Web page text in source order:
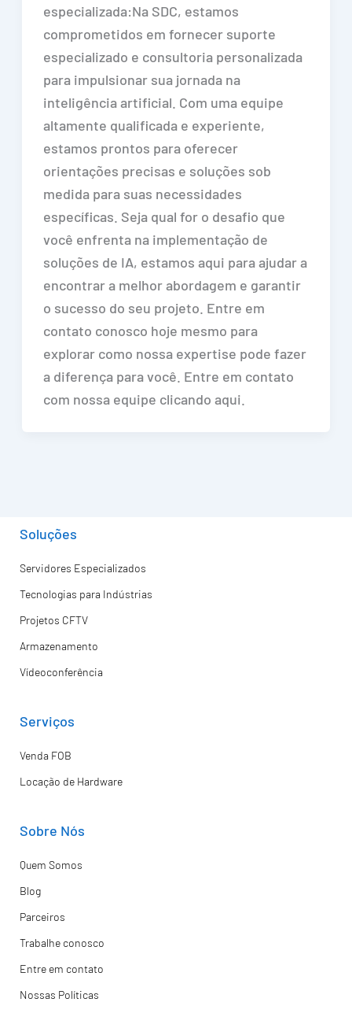
especializada:Na SDC, estamos
comprometidos em fornecer suporte
especializado e consultoria personalizada
para impulsionar sua jornada na
inteligência artificial. Com uma equipe
altamente qualificada e experiente,
estamos prontos para oferecer
orientações precisas e soluções sob
medida para suas necessidades
específicas. Seja qual for o desafio que
você enfrenta na implementação de
soluções de IA, estamos aqui para ajudar a
encontrar a melhor abordagem e garantir
o sucesso do seu projeto. Entre em
contato conosco hoje mesmo para
explorar como nossa expertise pode fazer
a diferença para você. Entre em contato
com nossa equipe clicando aqui.
Soluções
Servidores Especializados
Tecnologias para Indústrias
Projetos CFTV
Armazenamento
Vídeoconferência
Serviços
Venda FOB
Locação de Hardware
Sobre Nós
Quem Somos
Blog
Parceiros
Trabalhe conosco
Entre em contato
Nossas Políticas